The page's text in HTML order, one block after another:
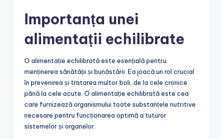
Importanța unei
alimentații echilibrate
O alimentație echilibrată este esențială pentru
menținerea sănătății și bunăstării. Ea joacă un rol crucial
în prevenirea și tratarea multor boli, de la cele cronice
până la cele acute. O alimentație echilibrată este cea
care furnizează organismului toate substanțele nutritive
necesare pentru funcționarea optimă a tuturor
sistemelor și organelor.